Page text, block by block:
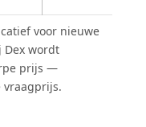
voor nieuwe
Dex wordt
prijs —
vraagprijs.